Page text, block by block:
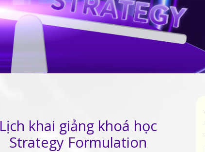
Lịch khai giảng khoá học
Strategy Formulation